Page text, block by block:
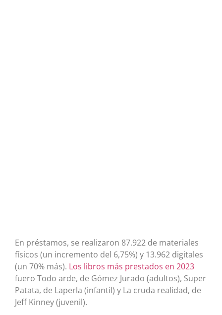
En préstamos, se realizaron 87.922 de materiales
físicos (un incremento del 6,75%) y 13.962 digitales
(un 70% más). Los libros más prestados en 2023
fuero Todo arde, de Gómez Jurado (adultos), Super
Patata, de Laperla (infantil) y La cruda realidad, de
Jeff Kinney (juvenil).